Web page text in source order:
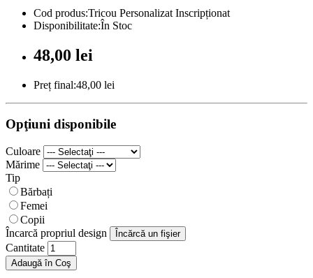
Cod produs:Tricou Personalizat Inscripționat
Disponibilitate:În Stoc
48,00 lei
Preț final:48,00 lei
Opţiuni disponibile
Culoare
Mărime
Tip
Bărbați
Femei
Copii
Încarcă propriul design
Încărcă un fişier
Cantitate
Adaugă în Coş